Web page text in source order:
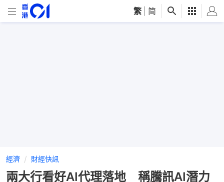
繁 简
經濟 財經快訊
兩大行看好AI代理落地 稱騰訊AI潛力